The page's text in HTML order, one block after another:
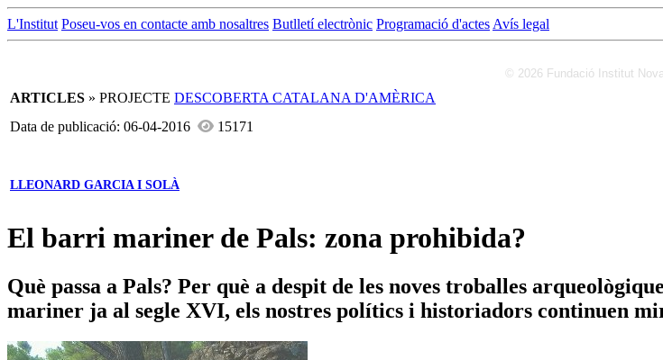
L'Institut Poseu-vos en contacte amb nosaltres Butlletí electrònic Programació d'actes Avís legal
© 2026 Fundació Institut
ARTICLES » PROJECTE DESCOBERTA CATALANA D'AMÈRICA
Data de publicació: 06-04-2016
15171
LLEONARD GARCIA I SOLÀ
El barri mariner de Pals: zona prohibida?
Què passa a Pals? Per què a despit de les noves troballes
mariner ja al segle XVI, els nostres polítics i historiadors continuen